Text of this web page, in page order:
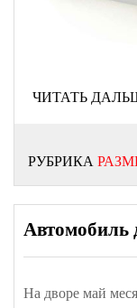
ЧИТАТЬ
РУБРИКА
Автомобиль
На дворе май